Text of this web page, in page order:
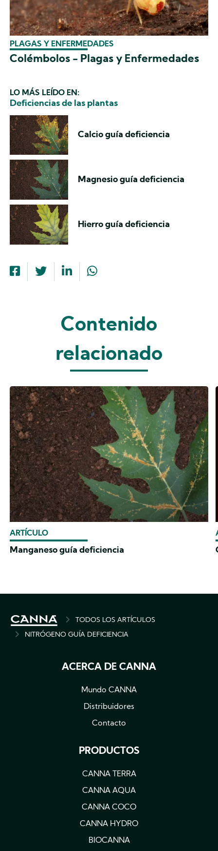
PLAGAS Y ENFERMEDADES
Colémbolos - Plagas y Enfermedades
LO MÁS LEÍDO EN:
Deficiencias de las plantas
Calcio guía deficiencia
Magnesio guía deficiencia
Hierro guía deficiencia
Contenido
relacionado
ARTÍCULO
Manganeso guía deficiencia
BREADCRUMBTODOS LOS ARTÍCULOS
NITRÓGENO GUÍA DEFICIENCIA
ACERCA DE CANNA
Mundo CANNA
Distribuidores
Contacto
PRODUCTOS
CANNA TERRA
CANNA AQUA
CANNA COCO
CANNA HYDRO
BIOCANNA